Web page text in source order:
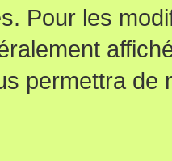
Pour les
permettra de